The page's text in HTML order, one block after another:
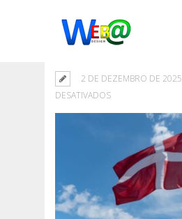
2 DE DEZEMBRO DE 2025
DESATIVADOSEM